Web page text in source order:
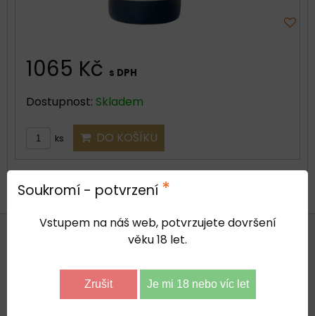
1065 Kč s DPH
Dostupnost: Skladem
ks DO KOŠÍKU
ADMINISTRATIVNÍ SÍDLO FIRMY
V Jamkách 323, 250 63 Čakovičky
Soukromí - potvrzení *
Vstupem na náš web, potvrzujete dovršení
věku 18 let.
Zrušit Je mi 18 nebo víc let